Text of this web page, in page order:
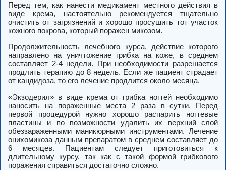
Перед тем, как нанести медикамент местного действия в
виде крема, настоятельно рекомендуется тщательно
очистить от загрязнений и хорошо просушить тот участок
кожного покрова, который поражен микозом.
Продолжительность лечебного курса, действие которого
направлено на уничтожение грибка на коже, в среднем
составляет 2-4 недели. При необходимости разрешается
продлить терапию до 8 недель. Если же пациент страдает
от кандидоза, то его лечение продлится около месяца.
«Экзодерил» в виде крема от грибка ногтей необходимо
наносить на пораженные места 2 раза в сутки. Перед
первой процедурой нужно хорошо распарить ногтевые
пластины и по возможности удалить их верхний слой
обеззараженными маникюрными инструментами. Лечение
онихомикоза данным препаратом в среднем составляет до
6 месяцев. Пациентам следует приготовиться к
длительному курсу, так как с такой формой грибкового
поражения справиться достаточно сложно.